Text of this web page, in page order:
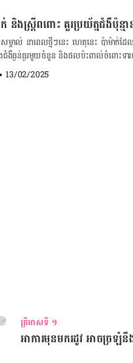
និងស្ត្រីពពោះ គួរប្រយ័ត្នជំងឺប៉ុន្ម
ម្គាល់ នា​ពេលថ្មី​ៗនេះ ហេតុនេះ ប៉ាម៉ាក់ដ
ង​ជំ​ងឺ​ធ្ងន់​ធ្ងរ​មួយ​ចំនួន និងផល​ប៉ះ​ពាល់​ចំពោះ​ទ
ស​ពី​ឆ្នាំ​មុនៗ ហើយ​ការ​កើន​ឡើង​ខុស​ប្រក្រតី​ន
13/02/2025
ត្រីមាសទី ១
អាការមុនមករដូវ អាចច្រឡំនឹ